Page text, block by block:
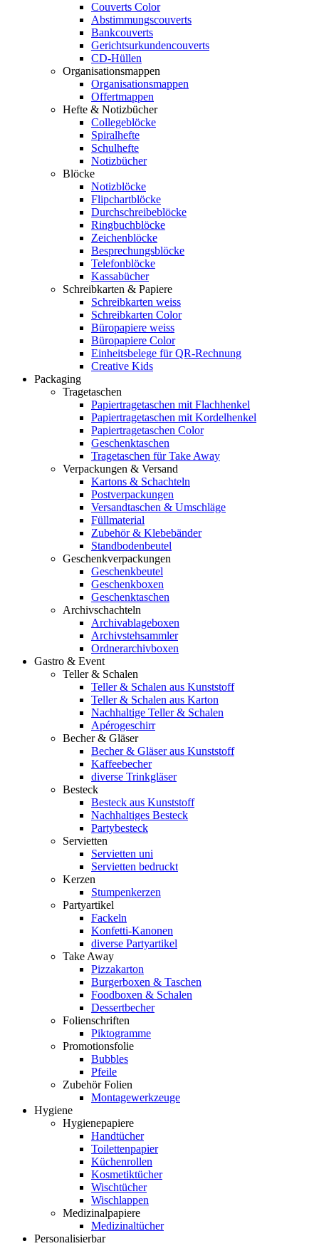
Couverts Color
Abstimmungscouverts
Bankcouverts
Gerichtsurkundencouverts
CD-Hüllen
Organisationsmappen
Organisationsmappen
Offertmappen
Hefte & Notizbücher
Collegeblöcke
Spiralhefte
Schulhefte
Notizbücher
Blöcke
Notizblöcke
Flipchartblöcke
Durchschreibeblöcke
Ringbuchblöcke
Zeichenblöcke
Besprechungsblöcke
Telefonblöcke
Kassabücher
Schreibkarten & Papiere
Schreibkarten weiss
Schreibkarten Color
Büropapiere weiss
Büropapiere Color
Einheitsbelege für QR-Rechnung
Creative Kids
Packaging
Tragetaschen
Papiertragetaschen mit Flachhenkel
Papiertragetaschen mit Kordelhenkel
Papiertragetaschen Color
Geschenktaschen
Tragetaschen für Take Away
Verpackungen & Versand
Kartons & Schachteln
Postverpackungen
Versandtaschen & Umschläge
Füllmaterial
Zubehör & Klebebänder
Standbodenbeutel
Geschenkverpackungen
Geschenkbeutel
Geschenkboxen
Geschenktaschen
Archivschachteln
Archivablageboxen
Archivstehsammler
Ordnerarchivboxen
Gastro & Event
Teller & Schalen
Teller & Schalen aus Kunststoff
Teller & Schalen aus Karton
Nachhaltige Teller & Schalen
Apérogeschirr
Becher & Gläser
Becher & Gläser aus Kunststoff
Kaffeebecher
diverse Trinkgläser
Besteck
Besteck aus Kunststoff
Nachhaltiges Besteck
Partybesteck
Servietten
Servietten uni
Servietten bedruckt
Kerzen
Stumpenkerzen
Partyartikel
Fackeln
Konfetti-Kanonen
diverse Partyartikel
Take Away
Pizzakarton
Burgerboxen & Taschen
Foodboxen & Schalen
Dessertbecher
Folienschriften
Piktogramme
Promotionsfolie
Bubbles
Pfeile
Zubehör Folien
Montagewerkzeuge
Hygiene
Hygienepapiere
Handtücher
Toilettenpapier
Küchenrollen
Kosmetiktücher
Wischtücher
Wischlappen
Medizinalpapiere
Medizinaltücher
Personalisierbar